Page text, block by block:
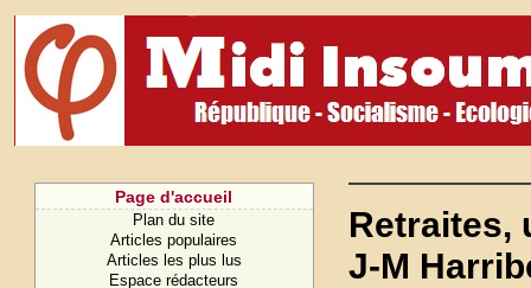
Page d'accueil
Plan du site
Articles populaires
Articles les plus lus
Espace rédacteurs
Retraites,
J-M